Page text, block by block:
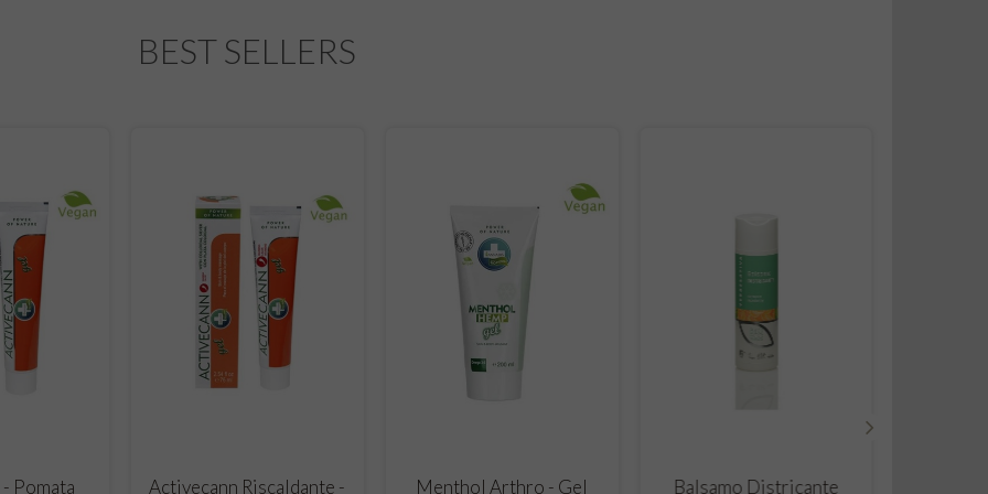
BEST SELLERS
CART
Pomata ADD TO CART
Activecann Riscaldante - ADD TO CART
Menthol Arthro - Gel ADD TO CART
Balsamo Districante